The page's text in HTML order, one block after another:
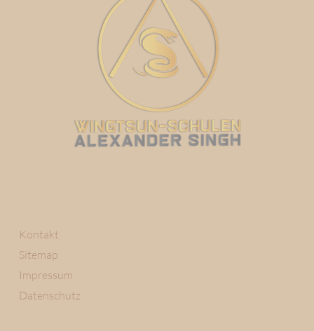
Kontakt
Sitemap
Impressum
Datenschutz